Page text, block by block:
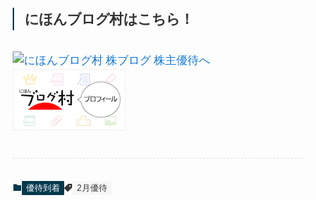
にほんブログ村はこちら！
優待到着 2月優待